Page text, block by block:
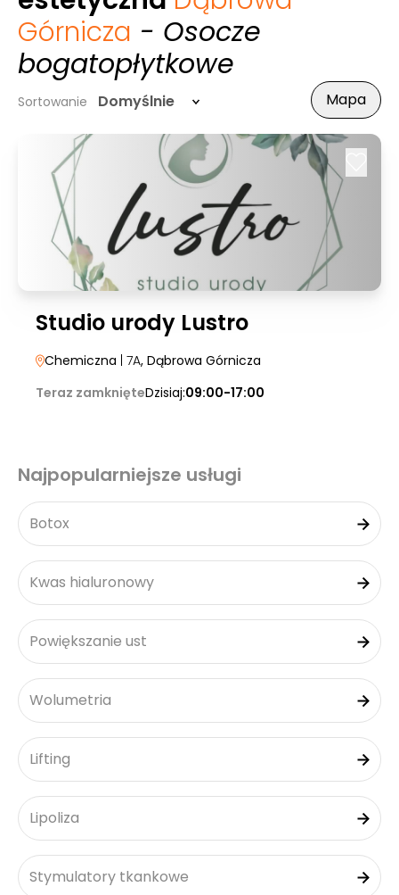
Górnicza - Osocze
bogatopłytkowe
Sortowanie Domyślnie Mapa
Studio urody Lustro
Chemiczna | 7A, Dąbrowa Górnicza
Teraz zamknięteDzisiaj:09:00-17:00
Najpopularniejsze usługi
Botox
Kwas hialuronowy
Powiększanie ust
Wolumetria
Lifting
Lipoliza
Stymulatory tkankowe